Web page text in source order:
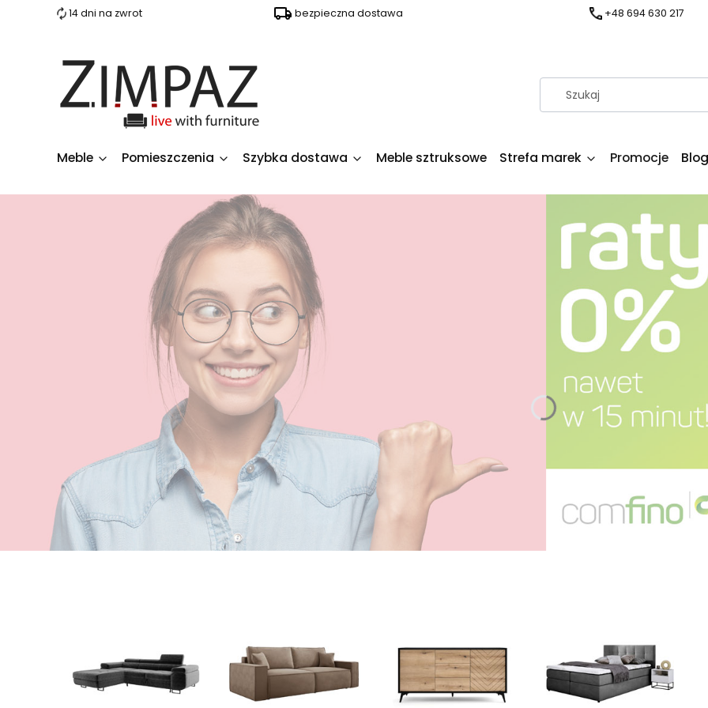
14 dni na zwrot bezpieczna dostawa +48 694 630 217
Meble Pomieszczenia Szybka dostawa Meble sztruksowe Strefa marek Promocje Blog